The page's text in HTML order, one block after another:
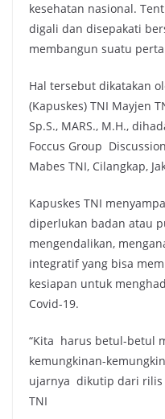
kesehatan nasional.
digali dan disepakati
membangun suatu
Hal tersebut dikatakan
(Kapuskes) TNI Mayjen
Sp.S., MARS., M.H.,
Foccus Group
Mabes TNI, Cilangkap,
Kapuskes TNI
diperlukan badan atau
mengendalikan,
integratif yang bisa
kesiapan untuk
Covid-19.
“Kita harus betul-betul
kemungkinan-
ujarnya dikutip dari rilis
TNI